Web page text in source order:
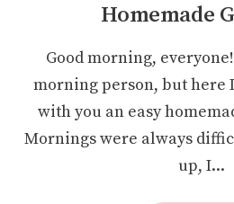
Homemade
Good morning,
morning person, but here
with you an easy
Mornings were always
up, I...